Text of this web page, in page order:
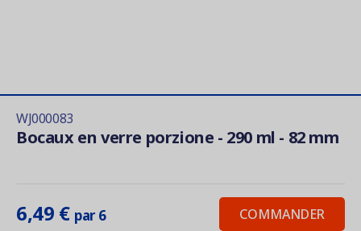
WJ000083
Bocaux en verre porzione - 290 ml - 82 mm
6,49 € par 6 COMMANDER